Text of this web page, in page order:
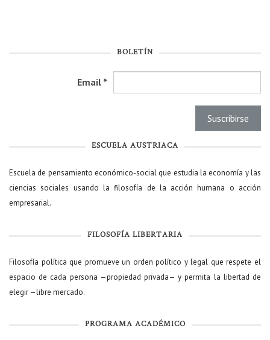
BOLETÍN
Email *
ESCUELA AUSTRIACA
Escuela de pensamiento económico-social que estudia la economía y las
ciencias sociales usando la filosofía de la acción humana o acción
empresarial.
FILOSOFÍA LIBERTARIA
Filosofía política que promueve un orden político y legal que respete el
espacio de cada persona —propiedad privada— y permita la libertad de
elegir —libre mercado.
PROGRAMA ACADÉMICO